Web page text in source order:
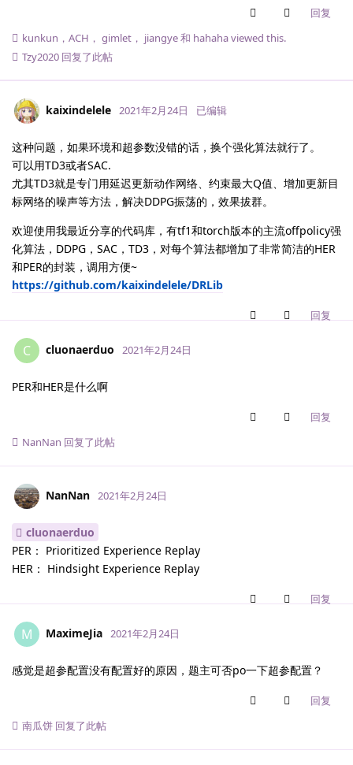
回复
kunkun ， ACH ， gimlet ， jiangye和 hahahaviewed this.
Tzy2020 回复了此帖
kaixindelele 2021年2月24日 已编辑
这种问题，如果环境和超参数没错的话，换个强化算法就行了。
可以用TD3或者SAC.
尤其TD3就是专门用延迟更新动作网络、约束最大Q值、增加更新目
标网络的噪声等方法，解决DDPG振荡的，效果拔群。
欢迎使用我最近分享的代码库，有tf1和torch版本的主流offpolicy强
化算法，DDPG，SAC，TD3，对每个算法都增加了非常简洁的HER
和PER的封装，调用方便~
https://github.com/kaixindelele/DRLib
回复
C cluonaerduo 2021年2月24日
PER和HER是什么啊
回复
NanNan 回复了此帖
NanNan 2021年2月24日
cluonaerduo
PER： Prioritized Experience Replay
HER： Hindsight Experience Replay
回复
M MaximeJia 2021年2月24日
感觉是超参配置没有配置好的原因，题主可否po一下超参配置？
回复
南瓜饼 回复了此帖